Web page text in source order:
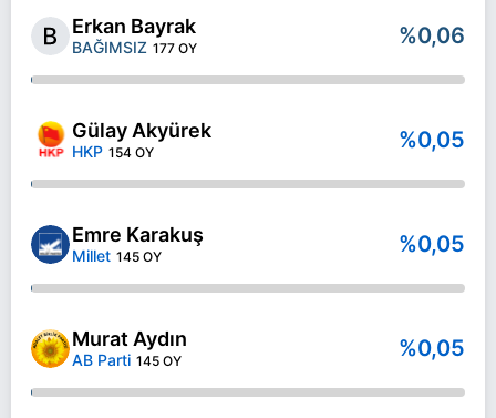
Erkan Bayrak
BAĞIMSIZ 177 OY %0,06
Gülay Akyürek
HKP 154 OY %0,05
Emre Karakuş
Millet 145 OY %0,05
Murat Aydın
AB Parti 145 OY %0,05